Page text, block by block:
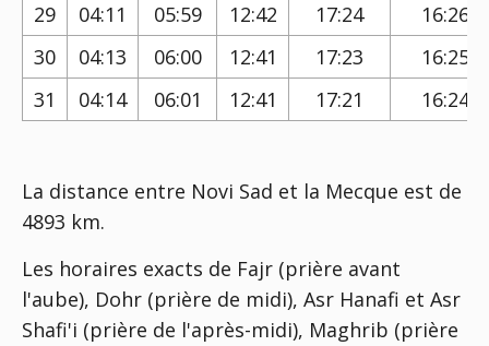
29
04:11 05:59 12:42 17:24
16:26
30
04:13 06:00 12:41 17:23
16:25
31
04:14 06:01 12:41 17:21 16:24
La distance entre Novi Sad et la Mecque est de
4893 km.
Les horaires exacts de Fajr (prière avant
l'aube), Dohr (prière de midi), Asr Hanafi et Asr
Shafi'i (prière de l'après-midi), Maghrib (prière